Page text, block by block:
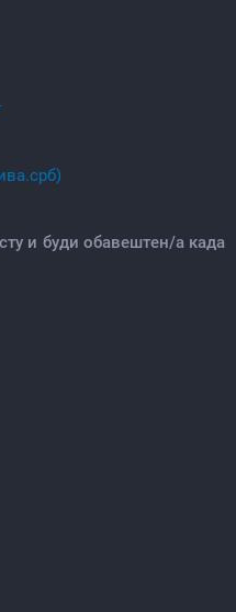
и буди обавештен/а када